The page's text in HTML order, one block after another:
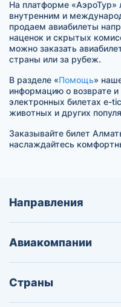
На платформе
внутренним и
продаем авиабилеты
наценок и скрытых
можно заказать
страны или за рубеж.
В разделе «Помощь»
информацию о возврате
электронных билетах e-
животных и других
Заказывайте билет
наслаждайтесь
Направления
Авиакомпании
Страны